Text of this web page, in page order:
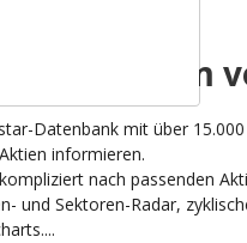
Plattform
Datenbank mit über
informieren.
nach passenden
und Sektoren-Radar,